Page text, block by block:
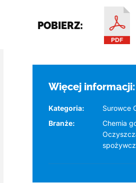
POBIERZ:
Więcej informacji:
Kategoria:
Surowce
Branże:
Chemia